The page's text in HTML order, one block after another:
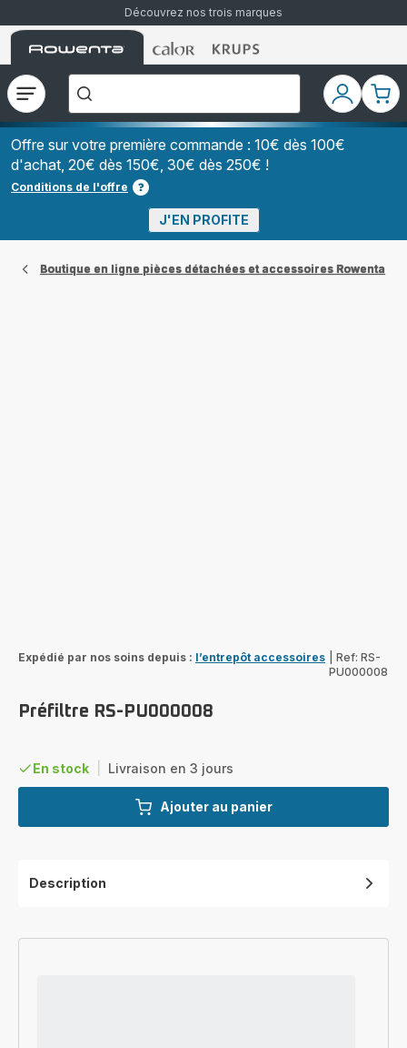
Découvrez nos trois marques
Accueil
Rowenta
Accueil
Rowenta
Accueil
Rowenta
Ouvrir
le
menu
recherchez-
vous
?","Aspirateurs
à
Grains","Centrales
Vapeurs","Sèche
Cheveux"]
Mon
compte
Mon
Offre sur votre première commande : 10€ dès 100€
d'achat, 20€ dès 150€, 30€ dès 250€ !
Conditions de l'offre
J'EN PROFITE
Boutique en ligne pièces détachées et accessoires Rowenta
Expédié par nos soins depuis : l’entrepôt accessoires
Ref: RS-
PU000008
Préfiltre RS-PU000008
En stock Livraison en 3 jours
Ajouter au panier
Description